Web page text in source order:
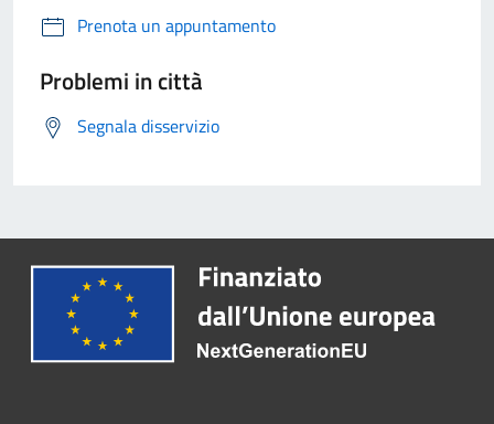
Prenota un appuntamento
Problemi in città
Segnala disservizio